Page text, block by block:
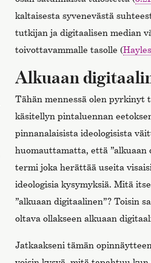
kaltaisesta syvenevästä
tutkijan ja digitaalisen median
toivottavammalle tasolle (
Alkuaan
Tähän mennessä olen pyrkinyt
käsitellyn pintaluennan
pinnanalaisista ideologisista
huomauttamatta, että ”alkuaan
termi joka herättää useita
ideologisia kysymyksiä. Mitä
”alkuaan digitaalinen”? Toisin
oltava ollakseen alkuaan
Jatkaakseni tämän